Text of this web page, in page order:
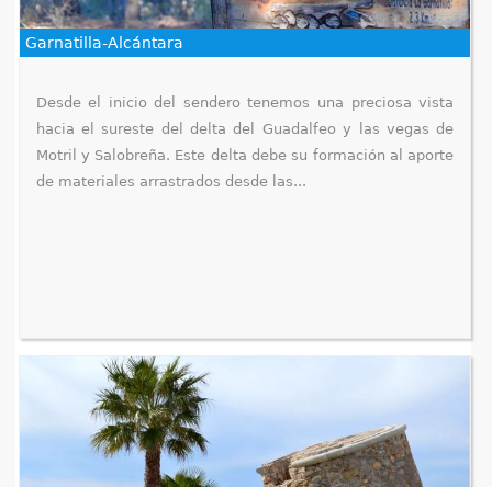
Garnatilla-Alcántara
Desde el inicio del sendero tenemos una preciosa vista
hacia el sureste del delta del Guadalfeo y las vegas de
Motril y Salobreña. Este delta debe su formación al aporte
de materiales arrastrados desde las...